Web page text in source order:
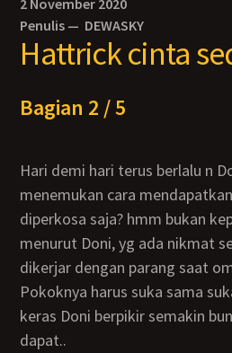
2 November 2020
Penulis — DEWASKY
Hattrick cinta
Bagian 2 / 5
Hari demi hari terus berlalu n Doni belum bisa
menemukan cara
diperkosa saja? hmm bukan
menurut Doni, yg ada nikmat
dikerjar dengan parang saat
Pokoknya harus suka sama
keras Doni berpikir semakin
dapat..